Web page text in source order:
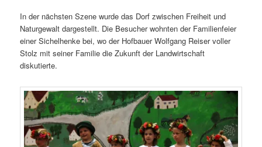
In der nächsten Szene wurde das Dorf zwischen Freiheit und
Naturgewalt dargestellt. Die Besucher wohnten der Familienfeier
einer Sichelhenke bei, wo der Hofbauer Wolfgang Reiser voller
Stolz mit seiner Familie die Zukunft der Landwirtschaft
diskutierte.